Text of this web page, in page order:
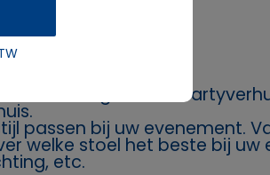
nodig? Dan is
passen bij uw evenement.
welke stoel het beste bij uw
etc.